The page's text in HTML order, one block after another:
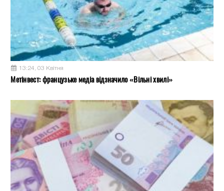
13:24, 03 Квітня
Метінвест: французьке медіа відзначило «Вільні хвилі»